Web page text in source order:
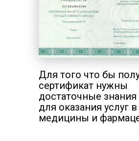
Для того что бы
сертификат нужны
достаточные
для оказания услуг
медицины и